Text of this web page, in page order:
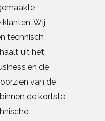
Wij
technisch
uit het
en de
van de
de kortste